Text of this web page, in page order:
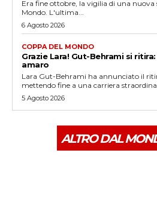
Era fine ottobre, la vigilia di una nuova
Mondo. L'ultima...
6 Agosto 2026
COPPA DEL MONDO
Grazie Lara! Gut-Behrami si
amaro
Lara Gut-Behrami ha annunciato il
mettendo fine a una carriera
5 Agosto 2026
ALTRO DAL